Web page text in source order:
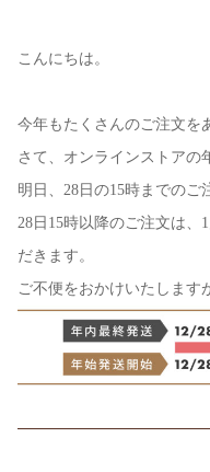
こんにちは。
今年もたくさんのご注文を
さて、オンラインストアの
明日、28日の15時までのご
28日15時以降のご注文は、
だきます。
ご不便をおかけいたします